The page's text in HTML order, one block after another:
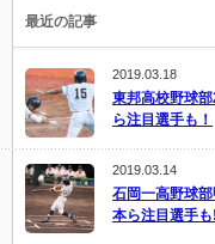
最近の記事
2019.03.18
東邦高校野球
ら注目選手も！
2019.03.14
石岡一高野球
本ら注目選手も!